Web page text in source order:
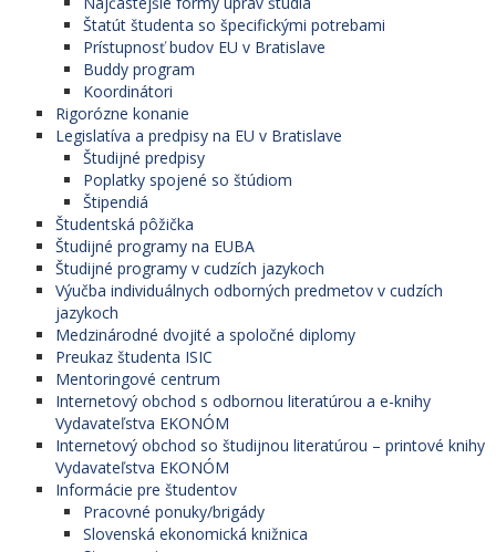
Štatút študenta so špecifickými potrebami
Prístupnosť budov EU v Bratislave
Buddy program
Koordinátori
Rigorózne konanie
Legislatíva a predpisy na EU v Bratislave
Študijné predpisy
Poplatky spojené so štúdiom
Štipendiá
Študentská pôžička
Študijné programy na EUBA
Študijné programy v cudzích jazykoch
Výučba individuálnych odborných predmetov v cudzích
jazykoch
Medzinárodné dvojité a spoločné diplomy
Preukaz študenta ISIC
Mentoringové centrum
Internetový obchod s odbornou literatúrou a e-knihy
Vydavateľstva EKONÓM
Internetový obchod so študijnou literatúrou – printové knihy
Vydavateľstva EKONÓM
Informácie pre študentov
Pracovné ponuky/brigády
Slovenská ekonomická knižnica